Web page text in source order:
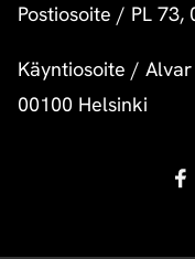
Postiosoite / PL 73,
Käyntiosoite /
00100 Helsinki